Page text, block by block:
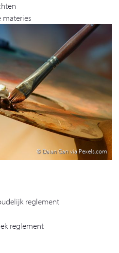
materies
© Daian Gan via Pexels.com
reglement
reglement